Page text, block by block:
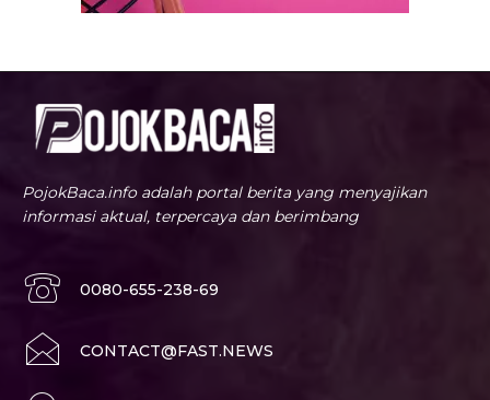
PojokBaca.info adalah portal berita yang menyajikan
informasi aktual, terpercaya dan berimbang
0080-655-238-69
CONTACT@FAST.NEWS